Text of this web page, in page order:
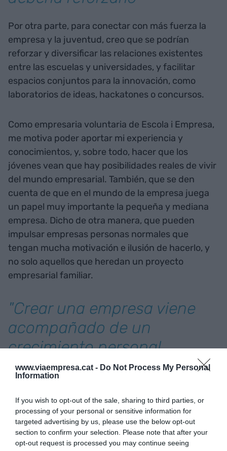
www.viaempresa.cat - Do Not Process My Personal
Information
If you wish to opt-out of the sale, sharing to third parties, or
processing of your personal or sensitive information for
targeted advertising by us, please use the below opt-out
section to confirm your selection. Please note that after your
opt-out request is processed you may continue seeing
Por otra parte, para conectar con más fuerza la
empresa y la juventud, creo que se podrían
reforzar y diversificar las relaciones existentes
entre las escuelas y universidades, y facilitar
espacios conjuntos para la innovación, como
laboratorios de ideas, hackatones o concursos.
Como empresaria voluntaria de Escola i Empresa,
me motiva poder aportar mi experiencia y
conocimientos, y, sobre todo, hacer que los
jóvenes vean que hay posibilidades reales de vivir
del mundo empresarial. También, que se den
cuenta de que en el mundo de la empresa juega
un papel muy importante la pequeña y mediana
empresa. Dicho de otra manera, que pueden
impulsar empresas personas normales que
tengan mucha motivación e ilusión de hacerlo, y
no solo aquellos que heredan un proyecto
empresarial familiar.
"Crear una empresa viene
acompañado de un
crecimiento personal
enorme"
que los estudiantes han hecho preguntas que me
han sorprendido y me han hecho reflexionar. Por
ejemplo, al terminar la última charla, el alumnado